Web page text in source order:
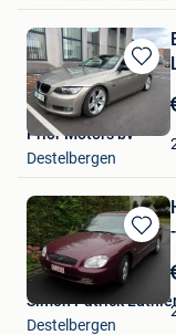
Bewaren
in
Prior Motors bv
Destelbergen
Bewaren
in
Mijn
Simon Patrick
Destelbergen